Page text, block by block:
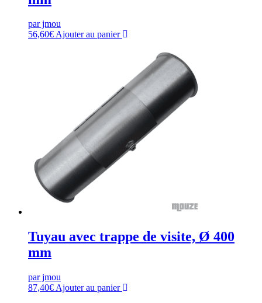
par jmou
56,60€Ajouter au panier
Tuyau avec trappe de visite, Ø 400
mm
par jmou
87,40€ Ajouter au panier